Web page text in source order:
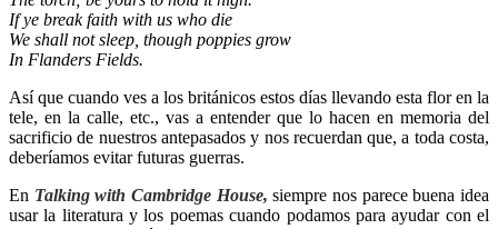
If ye break faith with us who die
We shall not sleep, though poppies grow
In Flanders Fields.
Así que cuando ves a los británicos estos días llevando esta flor en la
tele, en la calle, etc., vas a entender que lo hacen en memoria del
sacrificio de nuestros antepasados y nos recuerdan que, a toda costa,
deberíamos evitar futuras guerras.
En Talking with Cambridge House,siempre nos parece buena idea
usar la literatura y los poemas cuando podamos para ayudar con el